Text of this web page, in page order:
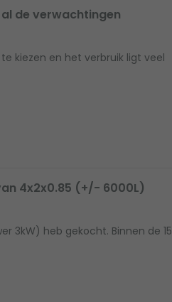
de verwachtingen
kiezen en het verbruik ligt veel
4x2x0.85 (+/- 6000L)
3kW) heb gekocht. Binnen de 15